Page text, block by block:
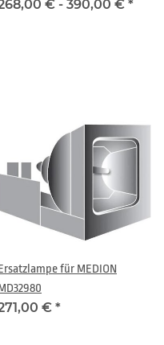
€ - 390,00 € *
für MEDION
€ *